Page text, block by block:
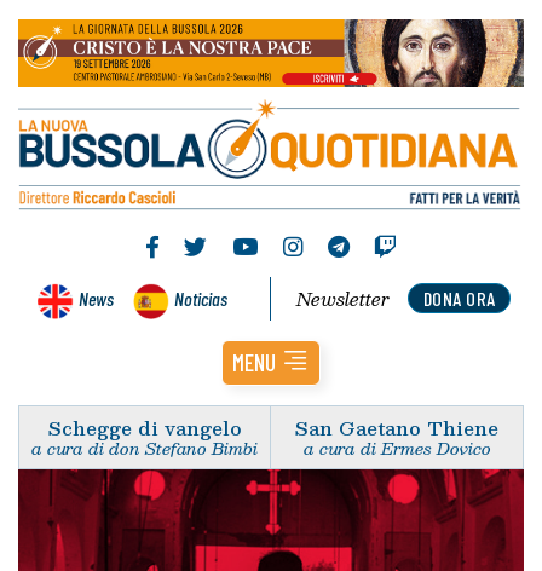
News Noticias DONA ORA
Newsletter
MENU
Schegge di vangelo
a cura di don Stefano Bimbi
San Gaetano Thiene
a cura di Ermes Dovico